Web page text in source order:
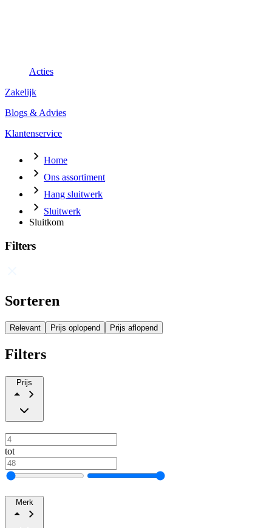
Acties
Zakelijk
Blogs & Advies
Klantenservice
Home
Ons assortiment
Hang sluitwerk
Sluitwerk
Sluitkom
Filters
Sorteren
Relevant Prijs oplopend Prijs aflopend
Filters
Prijs
tot
Merk